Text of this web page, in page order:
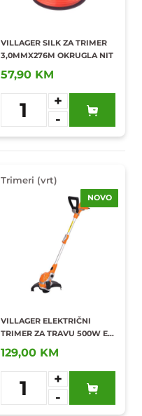
VILLAGER SILK ZA TRIMER
3,0MMX276M OKRUGLA NIT
57,90 KM
1
+
-
Dodaj u
omiljene
Trimeri (vrt)
NOVO
VILLAGER ELEKTRIČNI
TRIMER ZA TRAVU 500W ET-
555
129,00 KM
1
+
-
Dodaj u
omiljene